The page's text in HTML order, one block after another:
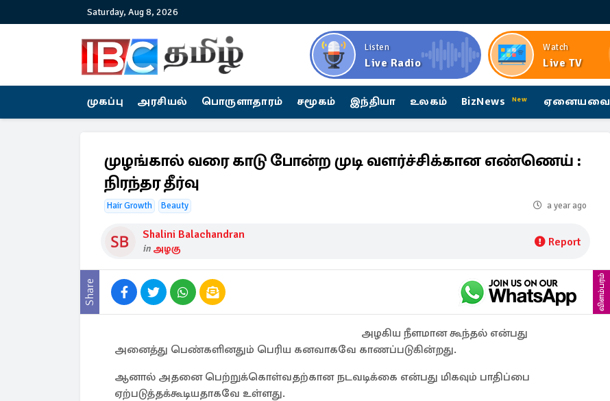
Saturday, Aug 8, 2026
Listen
Live Radio
Watch
Live TV
முகப்பு அரசியல் பொருளாதாரம் சமூகம் இந்தியா உலகம் BizNews New ஏனையவை
முழங்கால் வரை காடு போன்ற முடி வளர்ச்சிக்கான எண்ணெய் :
நிரந்தர தீர்வு
Hair Growth Beauty a year ago
Shalini Balachandran
in அழகு Report
Share விளம்பரம்
அழகிய நீளமான கூந்தல் என்பது
அனைத்து பெண்களினதும் பெரிய கனவாகவே காணப்படுகின்றது.
ஆனால் அதனை பெற்றுக்கொள்வதற்கான நடவடிக்கை என்பது மிகவும் பாதிப்பை
ஏற்படுத்தக்கூடியதாகவே உள்ளது.